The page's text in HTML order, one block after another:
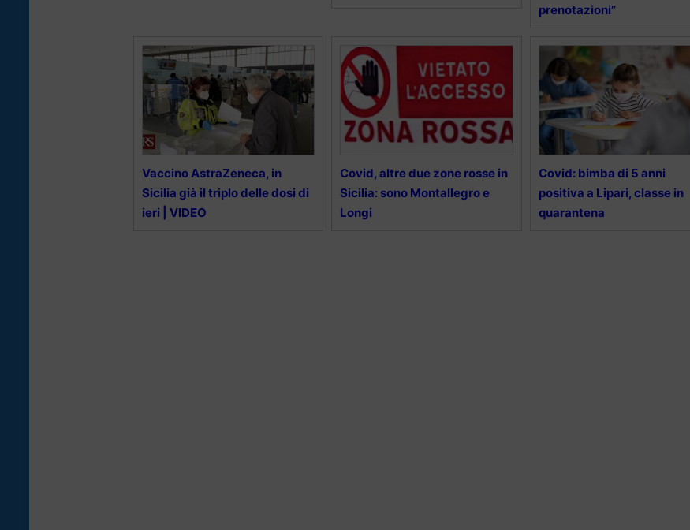
prenotazioni”
Vaccino AstraZeneca, in
Sicilia già il triplo delle dosi di
ieri | VIDEO
Covid, altre due zone rosse in
Sicilia: sono Montallegro e
Longi
Covid: bimba di 5 anni
positiva a Lipari, classe in
quarantena